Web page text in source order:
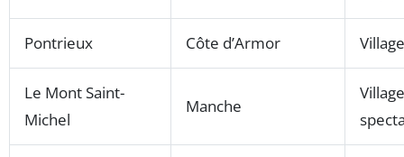
Pontrieux Côte d’Armor
Le Mont Saint-
Michel
Manche